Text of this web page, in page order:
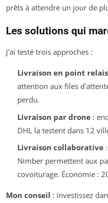
prêts à attendre un jour de
Les solutions qui
J'ai testé trois approches :
Livraison en point relais
attention aux files
perdu.
Livraison par drone:
DHL la testent dans 12
Livraison collaborative:
Nimber permettent aux
covoiturage. Économie :
Mon conseil : investissez